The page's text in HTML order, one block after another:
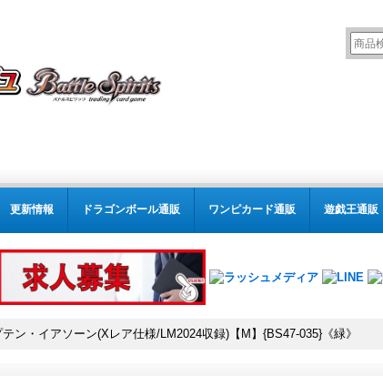
更新情報 ドラゴンボール通販 ワンピカード通販 遊戯王通販
ン・イアソーン(Xレア仕様/LM2024収録)【M】{BS47-035}《緑》